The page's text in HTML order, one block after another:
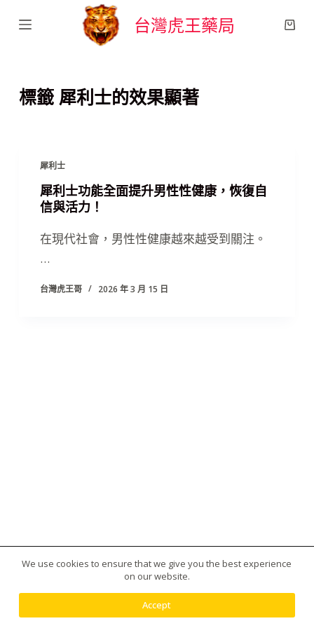
跳
內
台灣虎王藥局
標籤犀利士的效果顯著
犀利士
犀利士功能全面提升男性性健康，恢復自
信與活力！
在現代社會，男性性健康越來越受到關注。
…
台灣虎王哥 2026 年 3 月 15 日
版權所有 © 2026 台灣虎王藥局|犀利士|威而鋼|日本藤
We use cookies to ensure that we give you the best experience
on our website.
Accept